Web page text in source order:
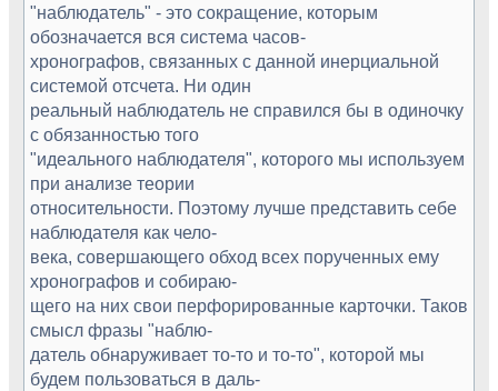
"наблюдатель" - это сокращение, которым
обозначается вся система часов-
хронографов, связанных с данной инерциальной
системой отсчета. Ни один
реальный наблюдатель не справился бы в одиночку
с обязанностью того
"идеального наблюдателя", которого мы используем
при анализе теории
относительности. Поэтому лучше представить себе
наблюдателя как чело-
века, совершающего обход всех порученных ему
хронографов и собираю-
щего на них свои перфорированные карточки. Таков
смысл фразы "наблю-
датель обнаруживает то-то и то-то", которой мы
будем пользоваться в даль-